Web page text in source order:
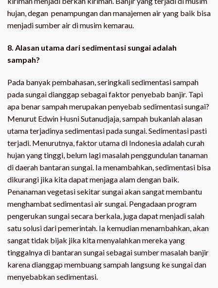
hujan, degan penampungan dan manajemen air yang baik bisa
menjadi sumber air di musim kemarau.
8. Alasan utama dari sedimentasi sungai adalah
sampah?
Pada banyak pembahasan, seringkali sedimentasi sampah
pada sungai dianggap sebagai faktor penyebab banjir. Tapi
apa benar sampah merupakan penyebab sedimentasi sungai?
Menurut Edwin Husni Sutanudjaja, sampah bukanlah alasan
utama terjadinya sedimentasi pada sungai. Sedimentasi pasti
terjadi. Menurutnya, faktor utama di Indonesia adalah curah
hujan yang tinggi, belum lagi masalah penggundulan tanaman
di daerah bantaran sungai. Ia menambahkan, sedimentasi bisa
dikurangi jika kita dapat menjaga alam dengan baik.
Penanaman vegetasi sekitar sungai akan sangat membantu
menghambat sedimentasi air sungai. Pengadaan program
pengerukan sungai secara berkala, juga dapat menjadi salah
satu solusi dari pemerintah. Ia kemudian menambahkan, akan
sangat tidak bijak jika kita menyalahkan mereka yang
tinggalnya di bantaran sungai sebagai sumber masalah banjir
karena dianggap membuang sampah langsung ke sungai dan
menyebabkan sedimentasi.